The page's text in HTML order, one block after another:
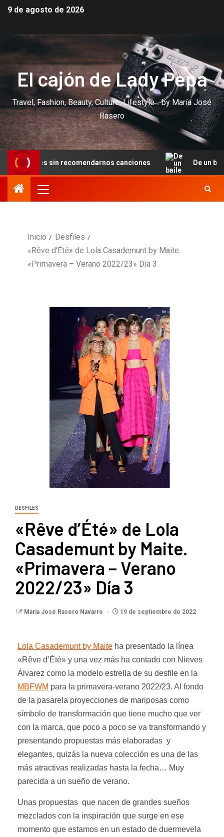
9 de agosto de 2026
El cajón de Lady Pepa
Travel, Fashion, Beauty, Culture, Lifestyle… by María José
Rasero
canciones De un baile en Cannes a una noche
Inicio
Desfiles
«Rêve d’Été» de Lola Casademunt by Maite.
«Primavera – Verano 2022/23» Día 3
DESFILES
«Rêve d’Été» de Lola
Casademunt by Maite.
«Primavera – Verano
2022/23» Día 3
María José Rasero Navarro 19 de septiembre de 2022
Lola Casademunt by Maite ha presentado la línea
«Rêve d’Été» y una vez más ha contado con Nieves
Álvarez como la modelo estrella de su desfile en la
MBFWM para la primavera-verano 2022/23. Al fondo
de la pasarela proyecciones de mariposas como
símbolo de transformación que tiene mucho que ver
con la marca, que poco a poco se va transformando y
presentando propuestas más elaboradas y
elegantes, quizás la nueva colección es una de las
más atractivas realizadas hasta la fecha… Muy
parecida a un sueño de verano.
Unas propuestas que nacen de grandes sueños
mezclados con la inspiración que surge en ese
momento que estamos en un estado de duermevela